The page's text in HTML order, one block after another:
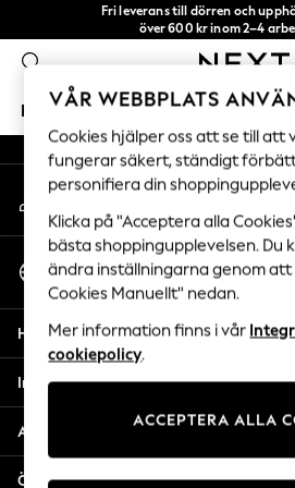
Fri leverans till dörren och
över 600 kr inom 2–4
FLICKOR POJKAR BABY
GIRLS
New In
50 - 92cm
98 - 110cm
116 - 134cm
140 - 174cm
Trending: Top & Short Sets
Trending: Clogs
All Clothing
Coats & Jackets
Sweatshirts & Hoodies
An error occurred on client
Våra sociala
Mitt konto
Logga in på ditt konto
Välj Språk
Svenska
Hjälp
Integritet & Juridik
Avdelningar
Övriga tjänster
VÅR WEBBPLATS
Cookies hjälper oss att se till att
fungerar säkert, ständigt
personifiera din
Klicka på "Acceptera alla
bästa shoppingupplevelsen. Du
ändra inställningarna genom
Cookies Manuellt" nedan.
Mer information finns i vår
cookiepolicy.
ACCEPTERA ALLA